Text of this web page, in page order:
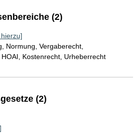
(2)
Normung, Vergaberecht,
Kostenrecht, Urheberrecht
(2)